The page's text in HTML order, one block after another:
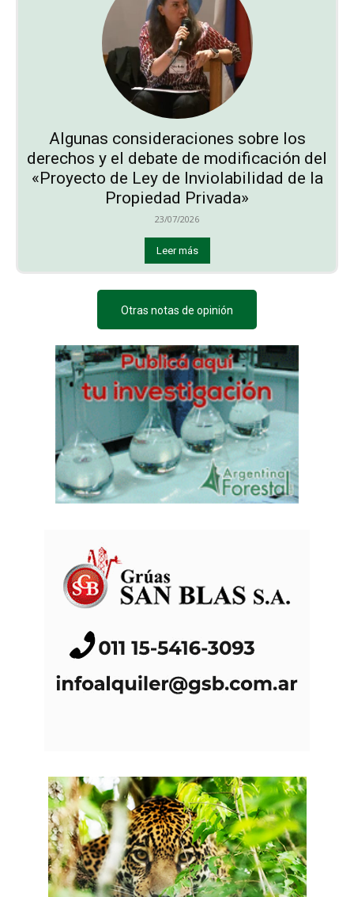
Algunas consideraciones sobre los
derechos y el debate de modificación del
«Proyecto de Ley de Inviolabilidad de la
Propiedad Privada»
23/07/2026
Leer más
Otras notas de opinión